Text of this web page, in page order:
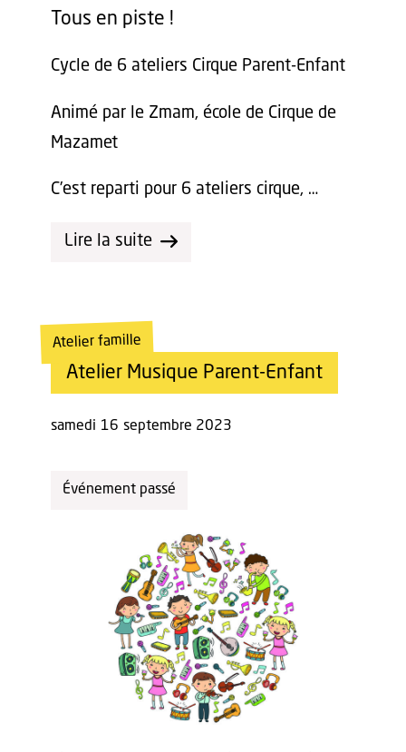
Tous en piste !
Cycle de 6 ateliers Cirque Parent-Enfant
Animé par le Zmam, école de Cirque de
Mazamet
C’est reparti pour 6 ateliers cirque, …
Lire la suite
Atelier Musique Parent-Enfant
Atelier famille
samedi 16 septembre 2023
Événement passé